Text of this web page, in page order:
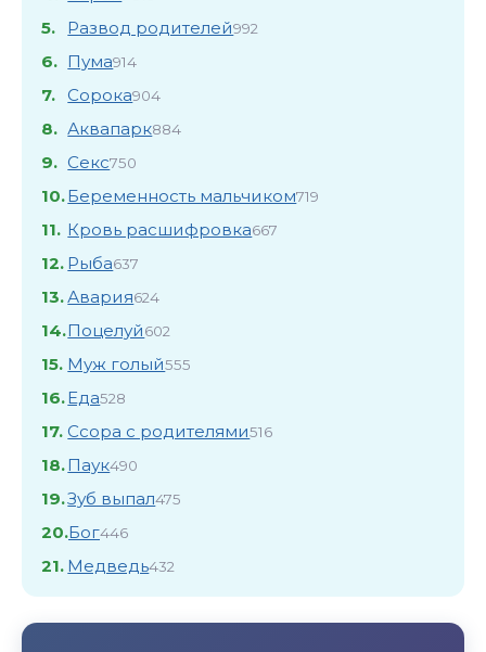
5. Развод родителей992
6. Пума914
7. Сорока904
8. Аквапарк884
9. Секс750
10.Беременность мальчиком719
11. Кровь расшифровка667
12. Рыба637
13.Авария624
14.Поцелуй602
15. Муж голый555
16.Еда528
17. Ссора с родителями516
18.Паук490
19.Зуб выпал475
20.Бог446
21. Медведь432